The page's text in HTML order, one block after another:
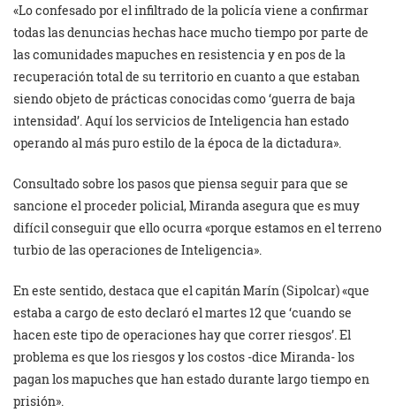
«Lo confesado por el infiltrado de la policía viene a confirmar
todas las denuncias hechas hace mucho tiempo por parte de
las comunidades mapuches en resistencia y en pos de la
recuperación total de su territorio en cuanto a que estaban
siendo objeto de prácticas conocidas como ‘guerra de baja
intensidad’. Aquí los servicios de Inteligencia han estado
operando al más puro estilo de la época de la dictadura».
Consultado sobre los pasos que piensa seguir para que se
sancione el proceder policial, Miranda asegura que es muy
difícil conseguir que ello ocurra «porque estamos en el terreno
turbio de las operaciones de Inteligencia».
En este sentido, destaca que el capitán Marín (Sipolcar) «que
estaba a cargo de esto declaró el martes 12 que ‘cuando se
hacen este tipo de operaciones hay que correr riesgos’. El
problema es que los riesgos y los costos -dice Miranda- los
pagan los mapuches que han estado durante largo tiempo en
prisión».